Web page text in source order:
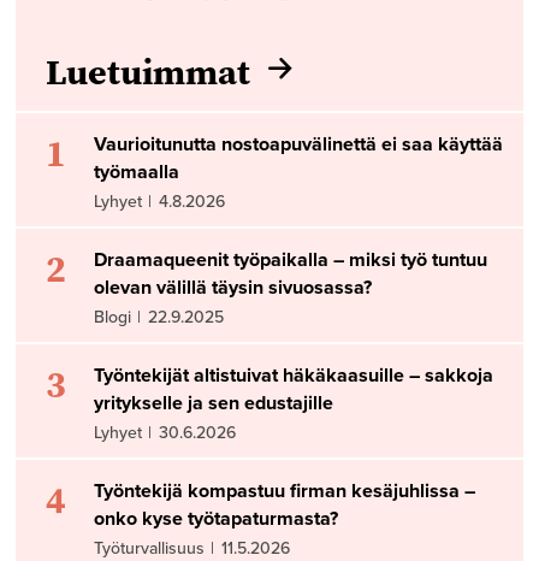
Luetuimmat
1
Vaurioitunutta nostoapuvälinettä ei saa käyttää
työmaalla
Lyhyet | 4.8.2026
2
Draamaqueenit työpaikalla – miksi työ tuntuu
olevan välillä täysin sivuosassa?
Blogi | 22.9.2025
3
Työntekijät altistuivat häkäkaasuille – sakkoja
yritykselle ja sen edustajille
Lyhyet | 30.6.2026
4
Työntekijä kompastuu firman kesäjuhlissa –
onko kyse työtapaturmasta?
Työturvallisuus | 11.5.2026